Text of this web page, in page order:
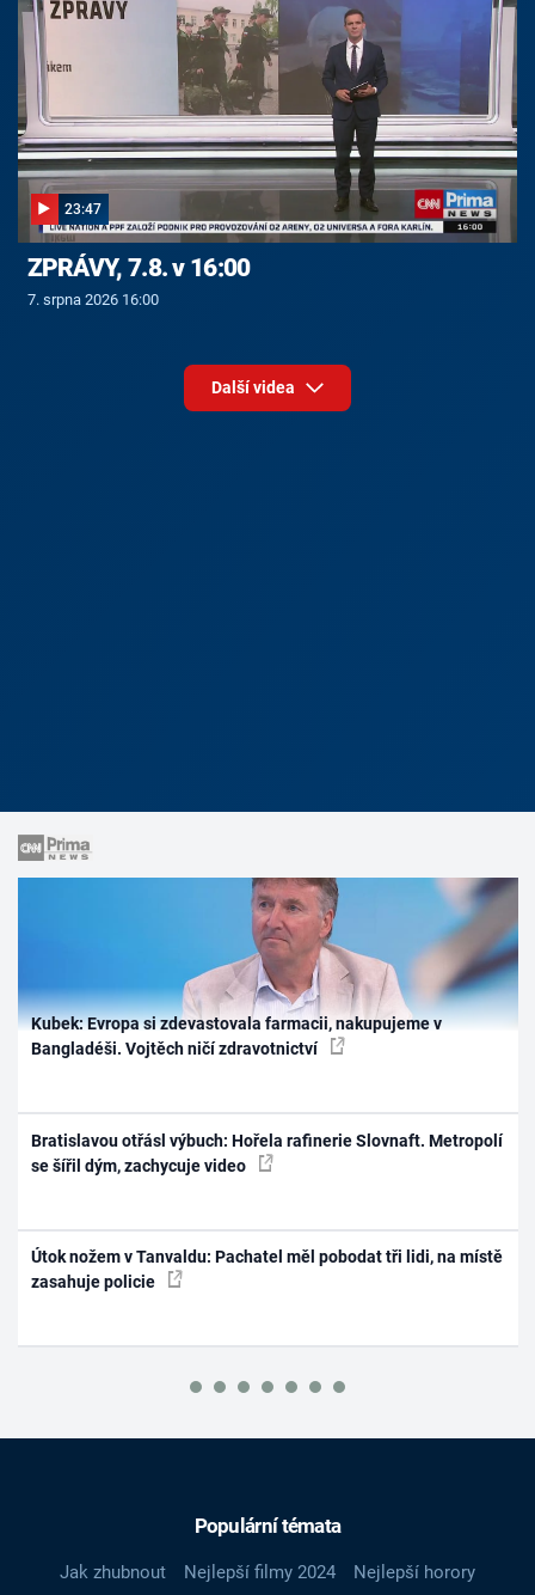
23:47
ZPRÁVY, 7.8. v 16:00
7. srpna 2026 16:00
Další videa
Kubek: Evropa si zdevastovala farmacii, nakupujeme v
Bangladéši. Vojtěch ničí zdravotnictví
Bratislavou otřásl výbuch: Hořela rafinerie Slovnaft. Metropolí
se šířil dým, zachycuje video
Útok nožem v Tanvaldu: Pachatel měl pobodat tři lidi, na místě
zasahuje policie
Populární témata
Jak zhubnout Nejlepší filmy 2024
Nejlepší horory